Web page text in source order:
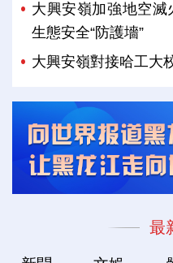
大興安嶺加強地空
生態安全“防護墻”
大興安嶺對接哈工大
最